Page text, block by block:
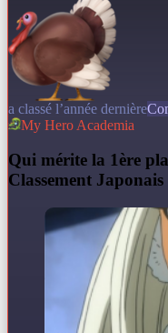
a classé l’année dernière
My Hero Academia
Qui mérite la 1ère
Classement Japonais